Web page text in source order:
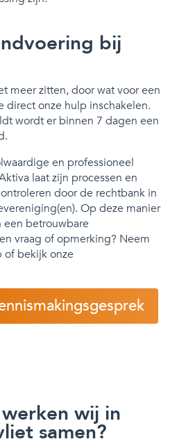
bij
meer zitten, door wat voor een
direct onze hulp inschakelen.
wordt er binnen 7 dagen een
en professioneel
laat zijn processen en
door de rechtbank in
Op deze manier
betrouwbare
vraag of opmerking? Neem
of bekijk onze
wij in
samen?